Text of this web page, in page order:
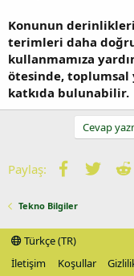
Konunun
terimleri daha
kullanmamıza
ötesinde, toplumsal
katkıda bulunabilir.
Cevap
Paylaş: Facebook
Twitter
Tekno Bilgiler
Türkçe (TR)
İletişim
Koşullar